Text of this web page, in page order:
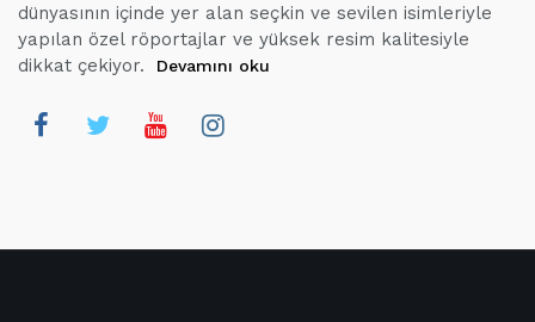
dünyasının içinde yer alan seçkin ve sevilen isimleriyle
yapılan özel röportajlar ve yüksek resim kalitesiyle
dikkat çekiyor.
Devamını oku